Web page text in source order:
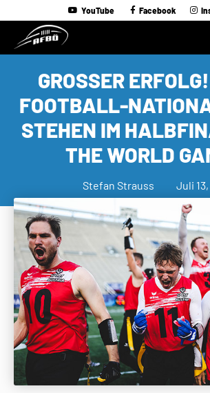
YouTube Facebook
GROSSER
OOTBALL-
TEHEN IM
HE WORLD
Stefan Strauss Juli